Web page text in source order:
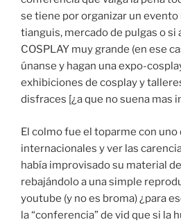
se tiene por organizar un
tianguis, mercado de pulgas o si
COSPLAY muy grande (en ese
únanse y hagan una expo-
exhibiciones de cosplay y
disfraces [¿a que no suena mas
El colmo fue el toparme con uno
internacionales y ver las
había improvisado su material
rebajándolo a una simple
youtube (y no es broma) ¿para
la “conferencia” de vid que si la